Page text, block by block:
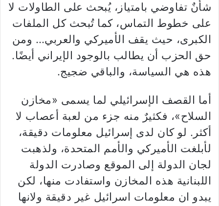
شأنٌ تفاوضي بامتياز، يُبحث على الطاولات لا
على خطوط التماس، كما تُبحث كل الملفات
الكبرى، حيث يقف الأميركي والعربي… ومن
حق الحزب أن يطالب بالوجود الإيراني أيضًا.
هذه هي السياسة، والباقي ضجيج.
أما القصف الإسرائيلي لما يسمى «مخازن
السلاح»، فكثيرٌ منه جزء من لعبة أعصاب لا
أكثر. لو كان لدى إسرائيل معلومات دقيقة،
لأبلغت الأميركي والأمم المتحدة، ولذهبت
لجان الدولة إلى الموقع وصادرت الدولة
اللبنانية هذه المخازن واستفادت منها، لكن
يبدو ان معلومات اسرائيل غير دقيقة ولانها